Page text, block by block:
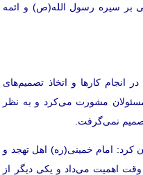
بر سیره رسول الله(ص) و ائمه
انجام کارها و اتخاذ تصمیم‌های
مشورت می‌کرد و به نظر
نمی‌گرفت.
کرد: امام خمینی(ره) اهل تهجد و
اهمیت می‌داد و یکی دیگر از